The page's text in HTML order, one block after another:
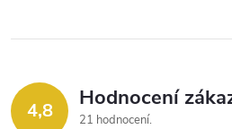
4,8 Hodnocení
21 hodnocení